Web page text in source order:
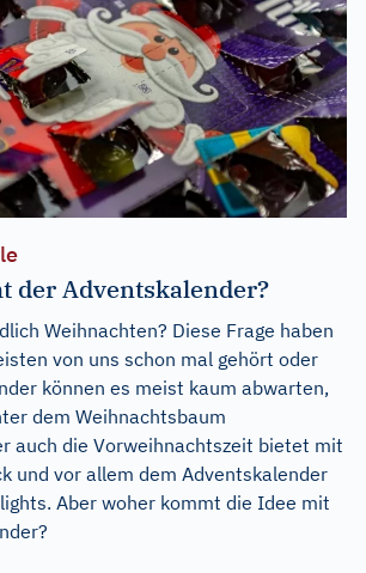
der Adventskalender?
Weihnachten? Diese Frage haben
von uns schon mal gehört oder
können es meist kaum abwarten,
dem Weihnachtsbaum
auch die Vorweihnachtszeit bietet mit
und vor allem dem Adventskalender
Aber woher kommt die Idee mit